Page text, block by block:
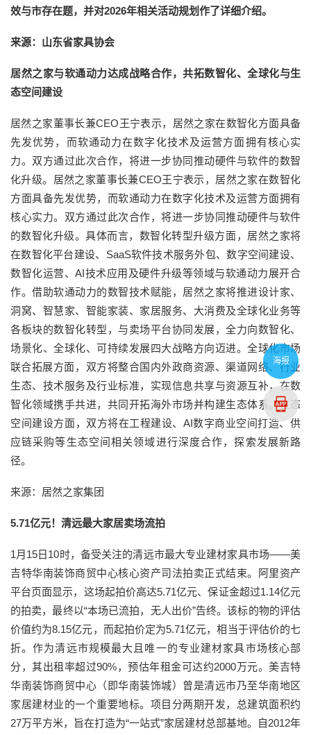
效与市存在题，并对2026年相关活动规划作了详细介绍。
来源：山东省家具协会
居然之家与软通动力达成战略合作，共拓数智化、全球化与生
态空间建设
居然之家董事长兼CEO王宁表示，居然之家在数智化方面具备
先发优势，而软通动力在数字化技术及运营方面拥有核心实
力。双方通过此次合作，将进一步协同推动硬件与软件的数智
化升级。居然之家董事长兼CEO王宁表示，居然之家在数智化
方面具备先发优势，而软通动力在数字化技术及运营方面拥有
核心实力。双方通过此次合作，将进一步协同推动硬件与软件
的数智化升级。具体而言，数智化转型升级方面‌，居然之家将
在数智化平台建设、SaaS软件技术服务外包、数字空间建设、
数智化运营、AI技术应用及硬件升级等领域与软通动力展开合
作。借助软通动力的数智技术赋能，居然之家将推进设计家、
洞窝、智慧家、智能家装、家居服务、大消费及全球化业务等
各板块的数智化转型，与卖场平台协同发展，全力向数智化、
场景化、全球化、可持续发展四大战略方向迈进。全球化市场
联合拓展方面‌，双方将整合国内外政商资源、渠道网络、行业
生态、技术服务及行业标准，实现信息共享与资源互补，在数
智化领域携手共进，共同开拓海外市场并构建生态体系。生态
空间建设方面‌，双方将在工程建设、AI数字商业空间打造、供
应链采购等生态空间相关领域进行深度合作，探索发展新路
径。
来源：居然之家集团
5.71亿元！清远最大家居卖场流拍
1月15日10时，备受关注的清远市最大专业建材家具市场——美
吉特华南装饰商贸中心核心资产司法拍卖正式结束。阿里资产
平台页面显示，这场起拍价高达5.71亿元、保证金超过1.14亿元
的拍卖，最终以“本场已流拍，无人出价”告终。该标的物的评估
价值约为8.15亿元，而起拍价定为5.71亿元，相当于评估价的七
折。作为清远市规模最大且唯一的专业建材家具市场核心部
分，其出租率超过90%，预估年租金可达约2000万元。美吉特
华南装饰商贸中心（即华南装饰城）曾是清远市乃至华南地区
家居建材业的一个重要地标。项目分两期开发，总建筑面积约
27万平方米，旨在打造为“一站式”家居建材总部基地。自2012年
海报